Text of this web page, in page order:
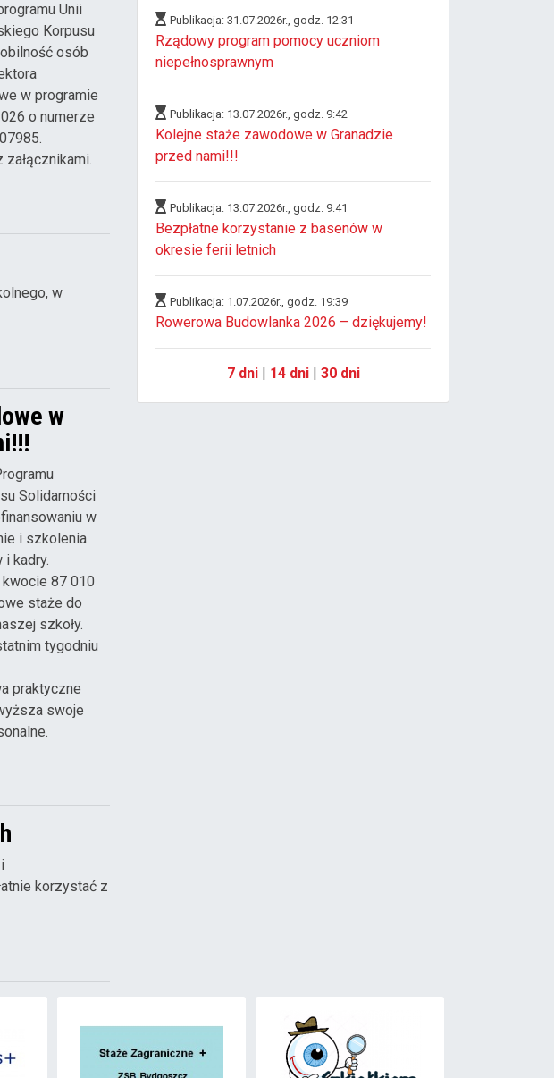
Unii
Korpusu
osób
w programie
o numerze
w
w
Solidarności
w
i szkolenia
kadry.
87 010
staże do
szkoły.
tygodniu
praktyczne
swoje
korzystać z
Publikacja: 31.07.2026r., godz. 12:31
Rządowy program pomocy uczniom
niepełnosprawnym
Publikacja: 13.07.2026r., godz. 9:42
Kolejne staże zawodowe w Granadzie
przed nami!!!
Publikacja: 13.07.2026r., godz. 9:41
Bezpłatne korzystanie z basenów w
okresie ferii letnich
Publikacja: 1.07.2026r., godz. 19:39
Rowerowa Budowlanka 2026 – dziękujemy!
7 dni| 14 dni| 30 dni